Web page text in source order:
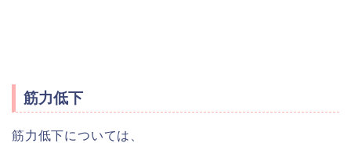
筋力低下
筋力低下については、